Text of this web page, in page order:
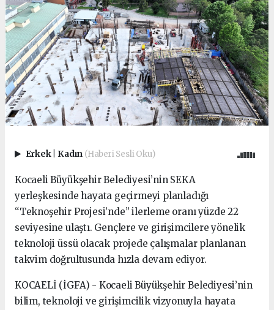
Erkek Kadın (Haberi Sesli Oku)
Kocaeli Büyükşehir Belediyesi’nin SEKA
yerleşkesinde hayata geçirmeyi planladığı
“Teknoşehir Projesi’nde” ilerleme oranı yüzde 22
seviyesine ulaştı. Gençlere ve girişimcilere yönelik
teknoloji üssü olacak projede çalışmalar planlanan
takvim doğrultusunda hızla devam ediyor.
KOCAELİ (İGFA) - Kocaeli Büyükşehir Belediyesi’nin
bilim, teknoloji ve girişimcilik vizyonuyla hayata